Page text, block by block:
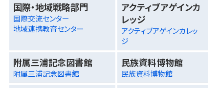
国際・地域戦略部門
国際交流センター
地域連携教育センター
アクティブアゲインカ
レッジ
アクティブアゲインカレッ
ジ
附属三浦記念図書館
附属三浦記念図書館
民族資料博物館
民族資料博物館